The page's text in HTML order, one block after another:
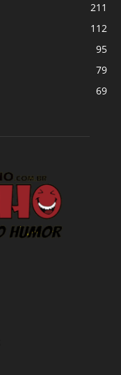
211
112
95
79
69